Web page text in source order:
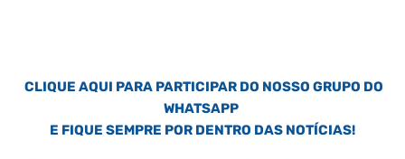
CLIQUE AQUI PARA PARTICIPAR DO NOSSO GRUPO DO
WHATSAPP
E FIQUE SEMPRE POR DENTRO DAS NOTÍCIAS!